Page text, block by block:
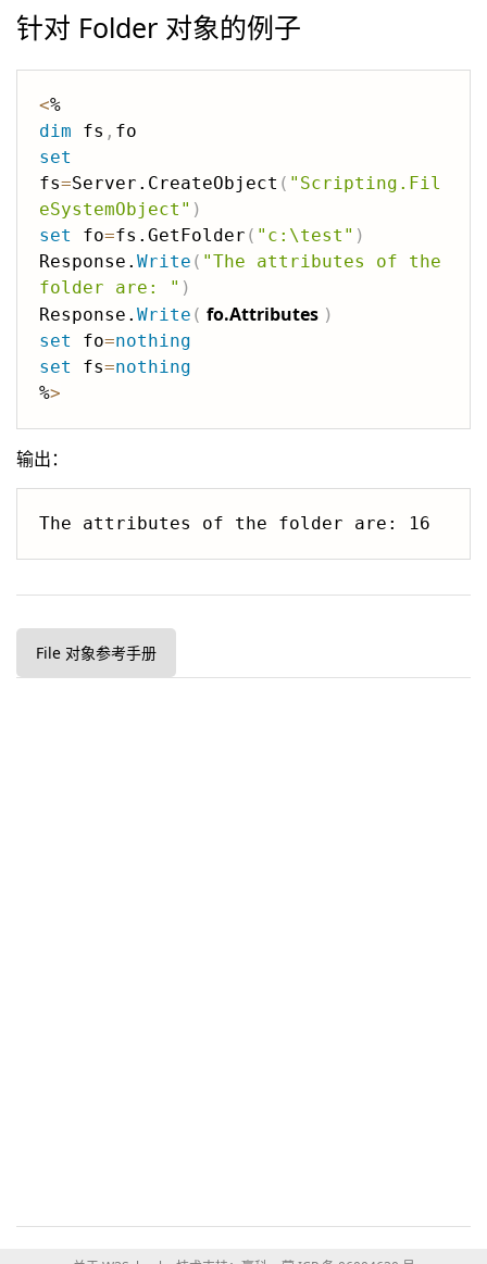
针对 Folder 对象的例子
<
dim fs ,
set
fs=Server.CreateObject ( "Scripting.Fil
eSystemObject" )
set
fo=fs.GetFolder ( "c:\test" )
Response. Write ( "The attributes of the
folder are: " )
Response. Write ( fo.Attributes )
set
fo=nothing
set
fs=nothing
%>
输出：
File 对象参考手册